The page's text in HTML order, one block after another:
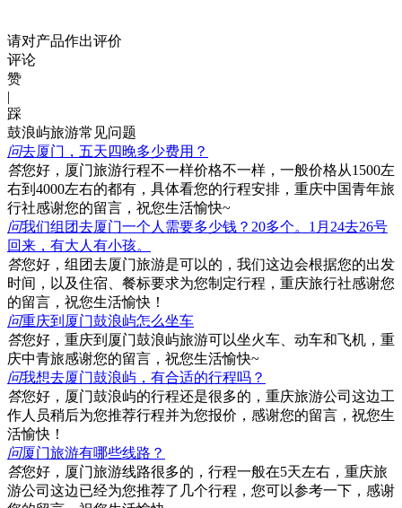
请对产品作出评价
评论
赞
|
踩
鼓浪屿旅游常见问题
问去厦门，五天四晚多少费用？
答您好，厦门旅游行程不一样价格不一样，一般价格从1500左
右到4000左右的都有，具体看您的行程安排，重庆中国青年旅
行社感谢您的留言，祝您生活愉快~
问我们组团去厦门一个人需要多少钱？20多个。1月24去26号
回来，有大人有小孩。
答您好，组团去厦门旅游是可以的，我们这边会根据您的出发
时间，以及住宿、餐标要求为您制定行程，重庆旅行社感谢您
的留言，祝您生活愉快！
问重庆到厦门鼓浪屿怎么坐车
答您好，重庆到厦门鼓浪屿旅游可以坐火车、动车和飞机，重
庆中青旅感谢您的留言，祝您生活愉快~
问我想去厦门鼓浪屿，有合适的行程吗？
答您好，厦门鼓浪屿的行程还是很多的，重庆旅游公司这边工
作人员稍后为您推荐行程并为您报价，感谢您的留言，祝您生
活愉快！
问厦门旅游有哪些线路？
答您好，厦门旅游线路很多的，行程一般在5天左右，重庆旅
游公司这边已经为您推荐了几个行程，您可以参考一下，感谢